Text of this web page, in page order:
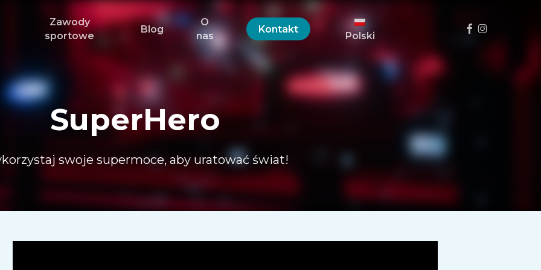
Zawody
sportowe
Blog
O
nas
Kontakt
Polski
Facebook
Instagram
SuperHero
swoje supermoce, aby uratować świat!